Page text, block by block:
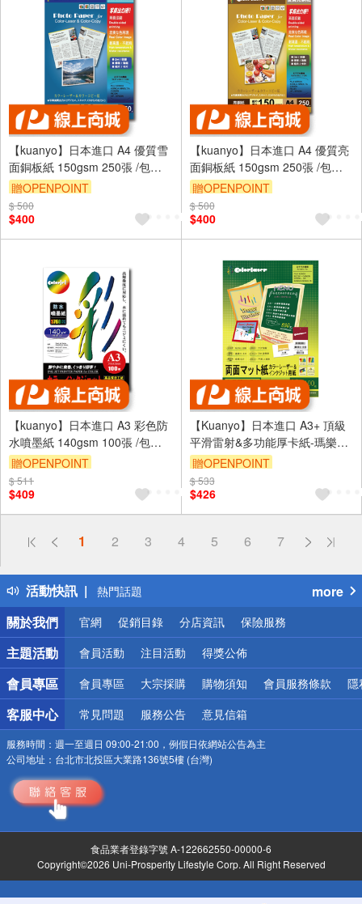
【kuanyo】日本進口 A4 優質雪
面銅板紙 150gsm 250張 /包
ASU150
贈OPENPOINT
$ 500
$400
【kuanyo】日本進口 A4 優質亮
面銅板紙 150gsm 250張 /包
GS150
贈OPENPOINT
$ 500
$400
【kuanyo】日本進口 A3 彩色防
水噴墨紙 140gsm 100張 /包
BS140
贈OPENPOINT
$ 511
$409
【Kuanyo】日本進口 A3+ 頂級
平滑雷射&多功能厚卡紙-瑪樂卡
104gsm 100張 /包 MA105
贈OPENPOINT
$ 533
$426
1 2 3 4 5 6 7
活動快訊
偏遠地區配送
得獎公告
熱門話題
銀行優惠
偏遠地區配送
詐騙網頁！請小心！
more
關於我們
官網 促銷目錄 分店資訊 保險服務
主題活動 會員活動 注目活動 得獎公佈
會員專區 會員專區 大宗採購 購物須知 會員服務條款 隱
客服中心 常見問題 服務公告 意見信箱
服務時間： 週一至週日 09:00-21:00，例假日依網站公告為主
公司地址： 台北市北投區大業路136號5樓 (台灣)
食品業者登錄字號 A-122662550-00000-6
Copyright©2026 Uni-Prosperity Lifestyle Corp. All Right Reserved